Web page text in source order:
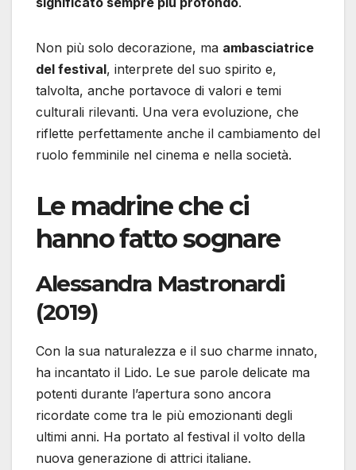
Non più solo decorazione, ma ambasciatrice
del festival, interprete del suo spirito e,
talvolta, anche portavoce di valori e temi
culturali rilevanti. Una vera evoluzione, che
riflette perfettamente anche il cambiamento del
ruolo femminile nel cinema e nella società.
Le madrine che ci
hanno fatto sognare
Alessandra Mastronardi
(2019)
Con la sua naturalezza e il suo charme innato,
ha incantato il Lido. Le sue parole delicate ma
potenti durante l’apertura sono ancora
ricordate come tra le più emozionanti degli
ultimi anni. Ha portato al festival il volto della
nuova generazione di attrici italiane.